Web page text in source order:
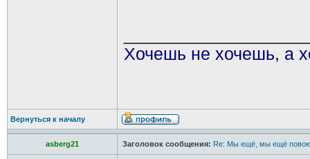
Хочешь не хочешь, а
Вернуться к началу
asberg21 Заголовок сообщения: Re: Мы ещё, мы ещё